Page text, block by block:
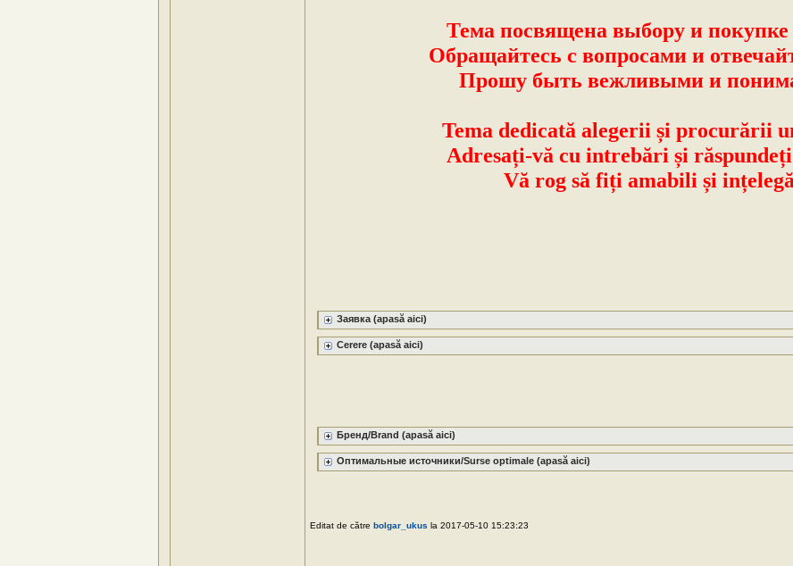
Тема посвящена выбору и покупке
Обращайтесь с вопросами и
Прошу быть вежливыми и
Tema dedicată alegerii și procurării
Adresați-vă cu intrebări și
Vă rog să fiți amabili și
Заявка (apasă aici)
Cerere (apasă aici)
Бренд/Brand (apasă aici)
Оптимальные источники/Surse optimale (apasă aici)
Editat de către bolgar_ukus la 2017-05-10 15:23:23